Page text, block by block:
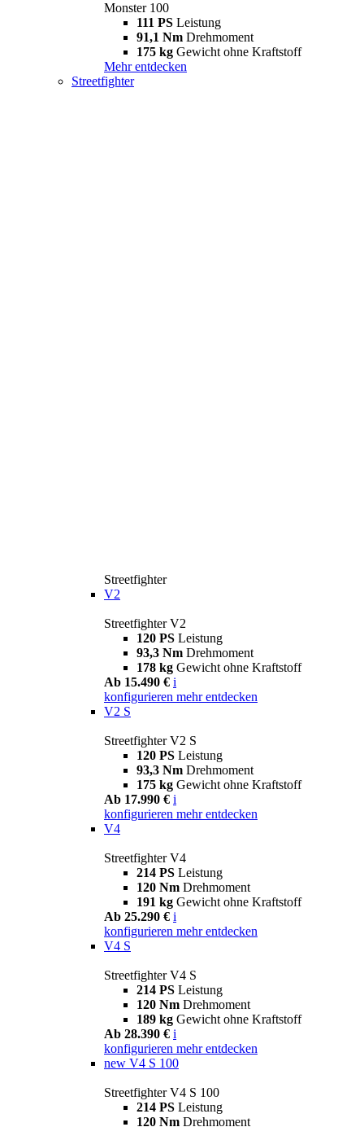
Monster 100
111 PS Leistung
91,1 Nm Drehmoment
175 kg Gewicht ohne Kraftstoff
Mehr entdecken
Streetfighter
Streetfighter
V2
Streetfighter V2
120 PS Leistung
93,3 Nm Drehmoment
178 kg Gewicht ohne Kraftstoff
Ab 15.490 € i
konfigurieren mehr entdecken
V2 S
Streetfighter V2 S
120 PS Leistung
93,3 Nm Drehmoment
175 kg Gewicht ohne Kraftstoff
Ab 17.990 € i
konfigurieren mehr entdecken
V4
Streetfighter V4
214 PS Leistung
120 Nm Drehmoment
191 kg Gewicht ohne Kraftstoff
Ab 25.290 € i
konfigurieren mehr entdecken
V4 S
Streetfighter V4 S
214 PS Leistung
120 Nm Drehmoment
189 kg Gewicht ohne Kraftstoff
Ab 28.390 € i
konfigurieren mehr entdecken
new V4 S 100
Streetfighter V4 S 100
214 PS Leistung
120 Nm Drehmoment